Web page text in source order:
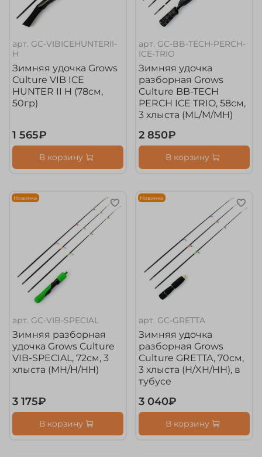
арт. GC-VIBICEHUNTERII-
H
Зимняя удочка Grows
Culture VIB ICE
HUNTER II H (78см,
50гр)
1 565₽
В корзину
арт. GC-BB-TECH-PERCH-
ICE-TRIO
Зимняя удочка
разборная Grows
Culture BB-TECH
PERCH ICE TRIO, 58см,
3 хлыста (ML/M/MH)
2 850₽
В корзину
Новинка
арт. GC-VIB-SPECIAL
Зимняя разборная
удочка Grows Culture
VIB-SPECIAL, 72см, 3
хлыста (MH/H/HH)
3 175₽
В корзину
Новинка
арт. GC-GRETTA
Зимняя удочка
разборная Grows
Culture GRETTA, 70см,
3 хлыста (H/XH/HH), в
тубусе
3 040₽
В корзину